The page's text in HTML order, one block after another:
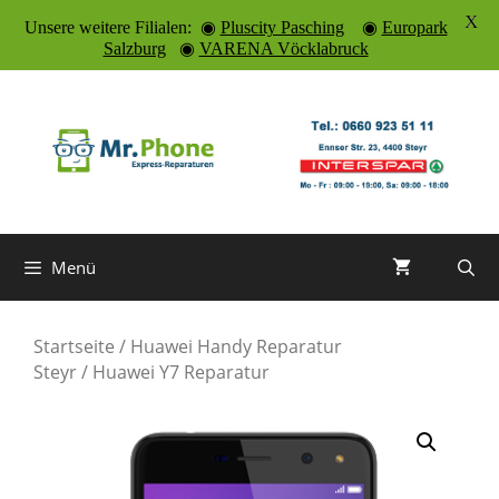
springen
Menü
Startseite / Huawei Handy Reparatur
Steyr/ Huawei Y7 Reparatur
Unsere weitere Filialen: ◉ Pluscity Pasching◉ Europark
Salzburg◉ VARENA Vöcklabruck
X